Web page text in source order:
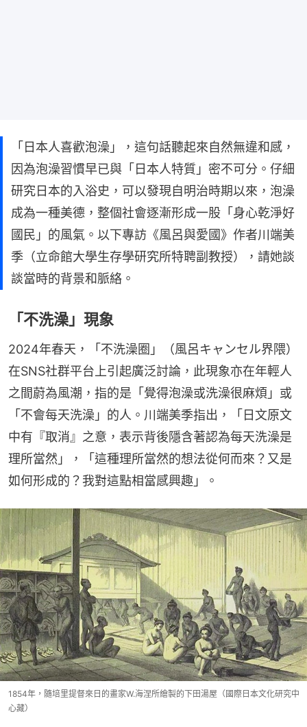
「日本人喜歡泡澡」，這句話聽起來自然無違和感，
因為泡澡習慣早已與「日本人特質」密不可分。仔細
研究日本的入浴史，可以發現自明治時期以來，泡澡
成為一種美德，整個社會逐漸形成一股「身心乾淨好
國民」的風氣。以下專訪《風呂與愛國》作者川端美
季（立命館大學生存學研究所特聘副教授），請她談
談當時的背景和脈絡。
「不洗澡」現象
2024年春天，「不洗澡圈」（風呂キャンセル界隈）
在SNS社群平台上引起廣泛討論，此現象亦在年輕人
之間蔚為風潮，指的是「覺得泡澡或洗澡很麻煩」或
「不會每天洗澡」的人。川端美季指出，「日文原文
中有『取消』之意，表示背後隱含著認為每天洗澡是
理所當然」，「這種理所當然的想法從何而來？又是
如何形成的？我對這點相當感興趣」。
1854年，隨培里提督來日的畫家W.海涅所繪製的下田湯屋（國際日本文化研究中
心藏）